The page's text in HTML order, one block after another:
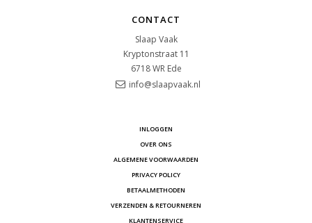
CONTACT
Slaap Vaak
Kryptonstraat 11
6718 WR Ede
info@slaapvaak.nl
INLOGGEN
OVER ONS
ALGEMENE VOORWAARDEN
PRIVACY POLICY
BETAALMETHODEN
VERZENDEN & RETOURNEREN
KLANTENSERVICE